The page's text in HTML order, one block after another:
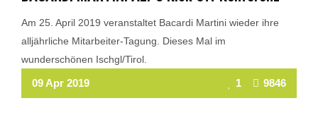
Am 25. April 2019 veranstaltet Bacardi Martini wieder ihre
alljährliche Mitarbeiter-Tagung. Dieses Mal im
wunderschönen Ischgl/Tirol.
Read More
09 Apr 2019 1 9846